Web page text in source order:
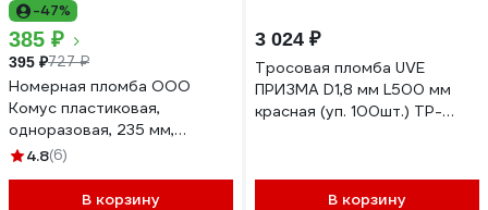
-47%
385 ₽
395 ₽727 ₽
Номерная пломба ООО
Комус пластиковая,
одноразовая, 235 мм,
красные, 50 штук/упаковка
4.8(6)
В корзину
3 024 ₽
Тросовая пломба UVE
ПРИЗМА D1,8 мм L500 мм
красная (уп. 100шт.) TP-
В корзину